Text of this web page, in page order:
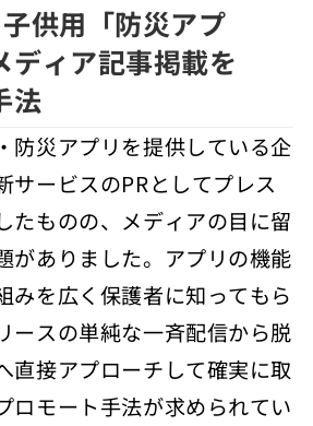
供用「防災アプ
ディア記事掲載を
法
防災アプリを提供している企
サービスのPRとしてプレス
たものの、メディアの目に留
がありました。アプリの機能
みを広く保護者に知ってもら
ースの単純な一斉配信から脱
直接アプローチして確実に取
ロモート手法が求められてい